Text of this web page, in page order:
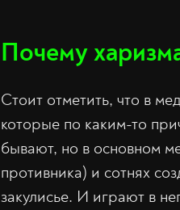
Почему
Стоит отметить, что в
которые по каким-то
бывают, но в основном
противника) и сотнях
закулисье. И играют в